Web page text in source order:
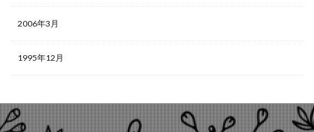
2006年3月
1995年12月